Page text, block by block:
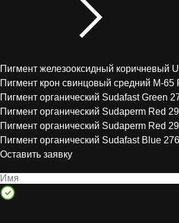
Пигмент железооксидный коричневый
Пигмент крон свинцовый средний М-65
Пигмент органический Sudafast Green
Пигмент органический Sudaperm Red
Пигмент органический Sudaperm Red
Пигмент органический Sudafast Blue
Оставить заявку